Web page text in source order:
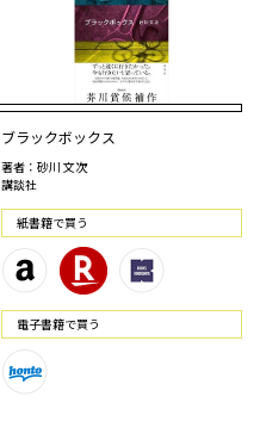
ブラックボックス
著者：砂川 文次
講談社
紙書籍で買う
電⼦書籍で買う